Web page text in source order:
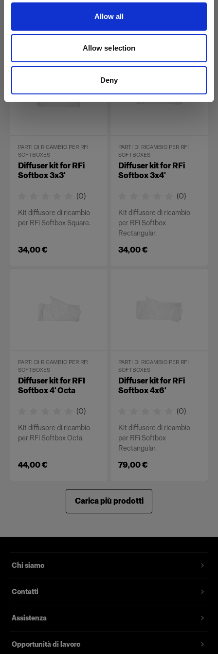
Allow all
Allow selection
Deny
26,00 € 34,00 €
PARTI DI RICAMBIO PER RFI
SOFTBOXES
Diffuser kit for RFi
Softbox 3x3'
(0)
Kit diffusore di ricambio
per RFi Softbox Square.
34,00 €
PARTI DI RICAMBIO PER RFI
SOFTBOXES
Diffuser kit for RFi
Softbox 3x4'
(0)
Kit diffusore di ricambio
per RFi Softbox
Rectangular.
34,00 €
PARTI DI RICAMBIO PER RFI
SOFTBOXES
Diffuser kit for RFI
Softbox 4' Octa
(0)
Kit diffusore di ricambio
per RFi Softbox Octa.
44,00 €
PARTI DI RICAMBIO PER RFI
SOFTBOXES
Diffuser kit for RFi
Softbox 4x6'
(0)
Kit diffusore di ricambio
per RFi Softbox
Rectangular.
79,00 €
Carica più prodotti
Chi siamo
Contatti
Assistenza
Opportunità di lavoro